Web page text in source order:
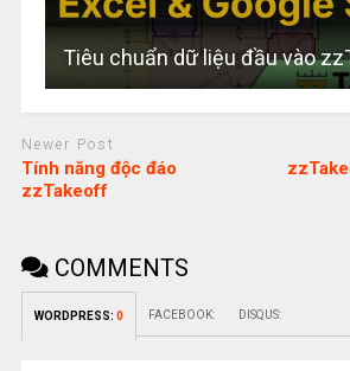
Tiêu chuẩn dữ liệu đầu vào
Newer Post
Tính năng độc đáo
zzTakeoff
COMMENTS
WORDPRESS: 0 FACEBOOK: DISQUS: